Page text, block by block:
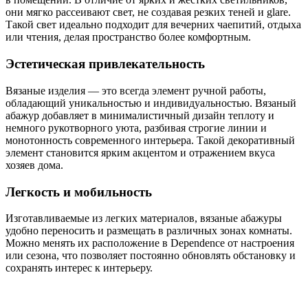
они мягко рассеивают свет, не создавая резких теней и glare.
Такой свет идеально подходит для вечерних чаепитий, отдыха
или чтения, делая пространство более комфортным.
Эстетическая привлекательность
Вязаные изделия — это всегда элемент ручной работы,
обладающий уникальностью и индивидуальностью. Вязаный
абажур добавляет в минималистичный дизайн теплоту и
немного рукотворного уюта, разбивая строгие линии и
монотонность современного интерьера. Такой декоративный
элемент становится ярким акцентом и отражением вкуса
хозяев дома.
Легкость и мобильность
Изготавливаемые из легких материалов, вязаные абажуры
удобно переносить и размещать в различных зонах комнаты.
Можно менять их расположение в Dependence от настроения
или сезона, что позволяет постоянно обновлять обстановку и
сохранять интерес к интерьеру.